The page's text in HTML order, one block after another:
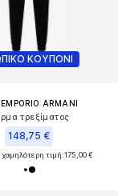
ΚΟΥΠΟΝΙ
ARMANI
τρεξίματος
148,75 €
χαμηλότερη τιμή:175,00 €